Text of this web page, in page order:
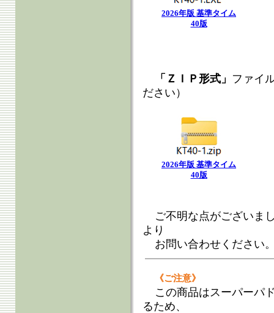
2026年版 基準タイム
40版
「ＺＩＰ形式」 ファイ
ださい）
2026年版 基準タイム
40版
ご不明な点がございま
より
お問い合わせください
《ご注意》
この商品はスーパーパ
るため、